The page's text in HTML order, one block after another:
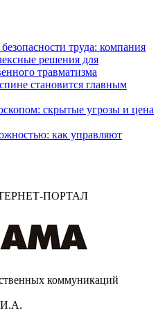
труда: компания
решения для
травматизма
становится главным
скрытые угрозы и цена
как управляют
ПОРТАЛ
коммуникаций
И.А.